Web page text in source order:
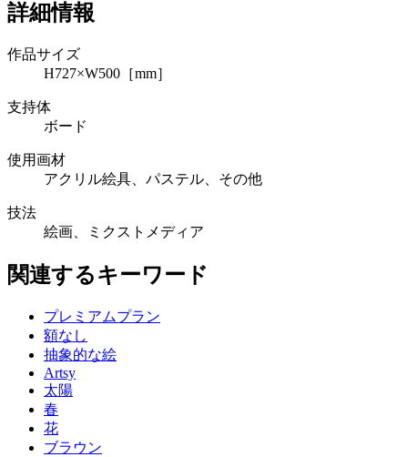
詳細情報
作品サイズ
H727×W500［mm］
支持体
ボード
使用画材
アクリル絵具、パステル、その他
技法
絵画、ミクストメディア
関連するキーワード
プレミアムプラン
額なし
抽象的な絵
Artsy
太陽
春
花
ブラウン